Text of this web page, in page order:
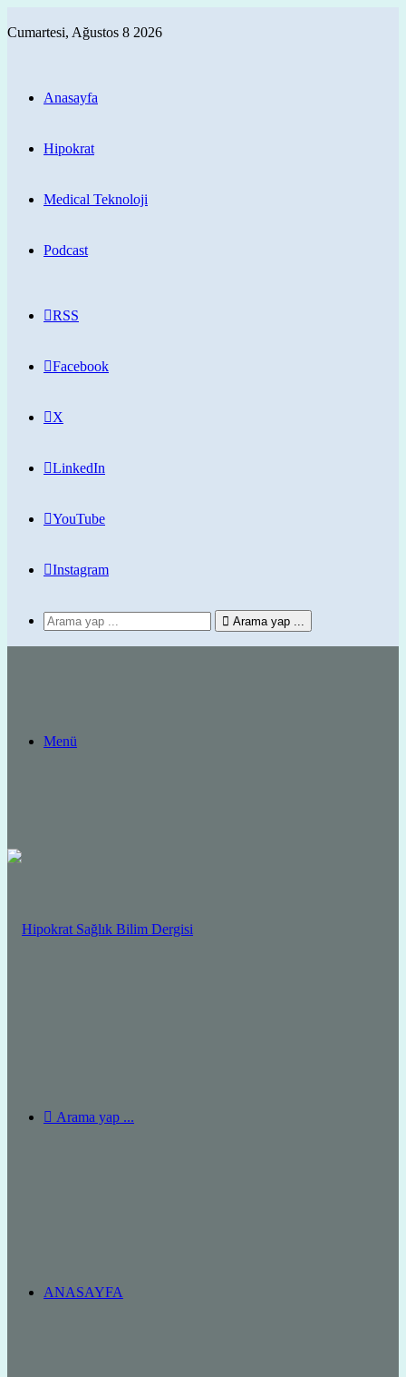
Cumartesi, Ağustos 8 2026
Anasayfa
Hipokrat
Medical Teknoloji
Podcast
RSS
Facebook
X
LinkedIn
YouTube
Instagram
Arama yap ...
Menü
Arama yap ...
ANASAYFA